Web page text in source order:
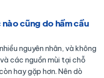
nào cũng do hầm cầu
nguyên nhân, và không
các nguồn mùi tại chỗ
hay gặp hơn. Nên dò